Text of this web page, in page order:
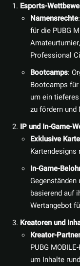
Esports-
Namensrechte
für die PUBG
Professional
Bootcamps:
Bootcamps
um ein
zu fördern und
IP und In-Game-
Exklusive
Kartendesigns
In-Game-
Gegenständen
basierend auf
Wertangebot
Kreatoren und
Kreator-
PUBG
um Inhalte